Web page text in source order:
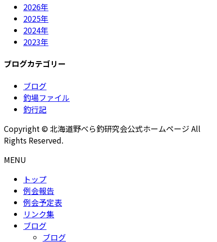
2026年
2025年
2024年
2023年
ブログカテゴリー
ブログ
釣場ファイル
釣行記
Copyright © 北海道野べら釣研究会公式ホームページ All
Rights Reserved.
MENU
トップ
例会報告
例会予定表
リンク集
ブログ
ブログ